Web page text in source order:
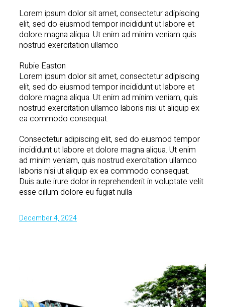
Lorem ipsum dolor sit amet, consectetur adipiscing
elit, sed do eiusmod tempor incididunt ut labore et
dolore magna aliqua. Ut enim ad minim veniam quis
nostrud exercitation ullamco
Rubie Easton
Lorem ipsum dolor sit amet, consectetur adipiscing
elit, sed do eiusmod tempor incididunt ut labore et
dolore magna aliqua. Ut enim ad minim veniam, quis
nostrud exercitation ullamco laboris nisi ut aliquip ex
ea commodo consequat.
Consectetur adipiscing elit, sed do eiusmod tempor
incididunt ut labore et dolore magna aliqua. Ut enim
ad minim veniam, quis nostrud exercitation ullamco
laboris nisi ut aliquip ex ea commodo consequat.
Duis aute irure dolor in reprehenderit in voluptate velit
esse cillum dolore eu fugiat nulla
December 4, 2024